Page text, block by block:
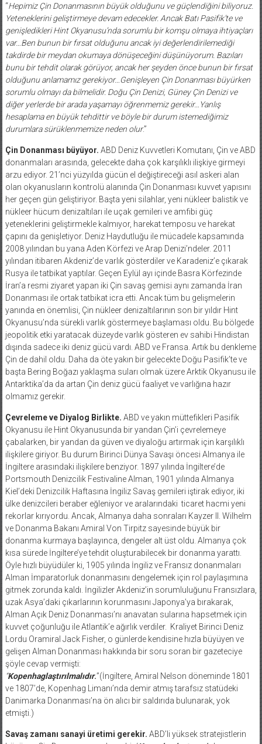
“Hepimiz Çin Donanmasının büyük olduğunu ve güçlendiğini biliyoruz.
Yeteneklerini geliştirmeye devam edecekler. Ancak Batı Pasifik’te ve
genişledikleri Hint Okyanusu’nda sorumlu bir komşu olmaya ihtiyaçları
var…Ben bunun bir fırsat olduğunu ancak iyi değerlendirilemediği
takdirde bir meydan okumaya dönüşeceğini düşünüyorum. Bazıları
bunu bir tehdit olarak görüyor, ancak her şeyden önce bunun bir fırsat
olduğunu anlamamız gerekiyor…Genişleyen Çin Donanması büyürken
sorumlu olmayı da bilmelidir. Doğu Çin Denizi, Güney Çin Denizi ve
diğer yerlerde bir arada yaşamayı öğrenmemiz gerekir…Yanlış
hesaplama en büyük tehdittir ve böyle bir durum istemediğimiz
durumlara sürüklenmemize neden olur.”
Çin Donanması büyüyor. ABD Deniz Kuvvetleri Komutanı, Çin ve ABD
donanmaları arasında, gelecekte daha çok karşılıklı ilişkiye girmeyi
arzu ediyor. 21’nci yüzyılda gücün el değiştireceği asıl askeri alan
olan okyanusların kontrolü alanında Çin Donanması kuvvet yapısını
her geçen gün geliştiriyor. Başta yeni silahlar, yeni nükleer balistik ve
nükleer hücum denizaltıları ile uçak gemileri ve amfibi güç
yeteneklerini geliştirmekle kalmıyor, harekat temposu ve harekat
çapını da genişletiyor. Deniz Haydutluğu ile mücadele kapsamında
2008 yılından bu yana Aden Körfezi ve Arap Denizi’ndeler. 2011
yılından itibaren Akdeniz’de varlık gösterdiler ve Karadeniz’e çıkarak
Rusya ile tatbikat yaptılar. Geçen Eylül ayı içinde Basra Körfezinde
İran’a resmi ziyaret yapan iki Çin savaş gemisi aynı zamanda İran
Donanması ile ortak tatbikat icra etti. Ancak tüm bu gelişmelerin
yanında en önemlisi, Çin nükleer denizaltılarının son bir yıldır Hint
Okyanusu’nda sürekli varlık göstermeye başlaması oldu. Bu bölgede
jeopolitik etki yaratacak düzeyde varlık gösteren ev sahibi Hindistan
dışında sadece iki deniz gücü vardı. ABD ve Fransa. Artık bu denkleme
Çin de dahil oldu. Daha da öte yakın bir gelecekte Doğu Pasifik’te ve
başta Bering Boğazı yaklaşma suları olmak üzere Arktik Okyanusu ile
Antarktika’da da artan Çin deniz gücü faaliyet ve varlığına hazır
olmamız gerekir.
Çevreleme ve Diyalog Birlikte. ABD ve yakın müttefikleri Pasifik
Okyanusu ile Hint Okyanusunda bir yandan Çin’i çevrelemeye
çabalarken, bir yandan da güven ve diyaloğu artırmak için karşılıklı
ilişkilere giriyor. Bu durum Birinci Dünya Savaşı öncesi Almanya ile
İngiltere arasındaki ilişkilere benziyor. 1897 yılında İngiltere’de
Portsmouth Denizcilik Festivaline Alman, 1901 yılında Almanya
Kiel’deki Denizcilik Haftasına İngiliz Savaş gemileri iştirak ediyor, iki
ülke denizcileri beraber eğleniyor ve aralarındaki ticaret hacmi yeni
rekorlar kırıyordu. Ancak, Almanya daha sonraları Kayzer II. Wilhelm
ve Donanma Bakanı Amiral Von Tirpitz sayesinde büyük bir
donanma kurmaya başlayınca, dengeler alt üst oldu. Almanya çok
kısa sürede İngiltere’ye tehdit oluşturabilecek bir donanma yarattı.
Öyle hızlı büyüdüler ki, 1905 yılında İngiliz ve Fransız donanmaları
Alman İmparatorluk donanmasını dengelemek için rol paylaşımına
gitmek zorunda kaldı. İngilizler Akdeniz’in sorumluluğunu Fransızlara,
uzak Asya’daki çıkarlarının korunmasını Japonya’ya bırakarak,
Alman Açık Deniz Donanması’nı anavatan sularına hapsetmek için
kuvvet çoğunluğu ile Atlantik’e ağırlık verdiler. Kraliyet Birinci Deniz
Lordu Oramiral Jack Fisher, o günlerde kendisine hızla büyüyen ve
gelişen Alman Donanması hakkında bir soru soran bir gazeteciye
şöyle cevap vermişti:
“Kopenhaglaştırılmalıdır.”(İngiltere, Amiral Nelson döneminde 1801
ve 1807’de, Kopenhag Limanı’nda demir atmış tarafsız statüdeki
Danimarka Donanması’na ön alıcı bir saldırıda bulunarak, yok
etmişti.)
Savaş zamanı sanayi üretimi gerekir. ABD’li yüksek stratejistlerin